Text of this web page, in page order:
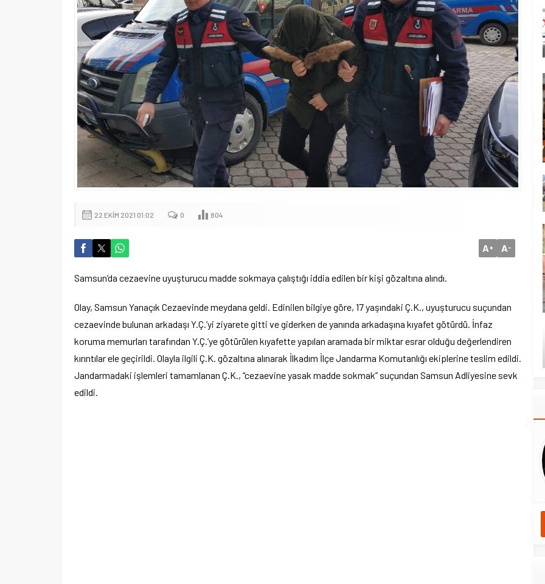
22 EKIM 2021 01:02 0 804
A+ A-
Samsun’da cezaevine uyuşturucu madde sokmaya çalıştığı iddia edilen bir kişi gözaltına alındı.
Olay, Samsun Yarıaçık Cezaevinde meydana geldi. Edinilen bilgiye göre, 17 yaşındaki Ç.K., uyuşturucu suçundan
cezaevinde bulunan arkadaşı Y.Ç.’yi ziyarete gitti ve giderken de yanında arkadaşına kıyafet götürdü. İnfaz
koruma memurları tarafından Y.Ç.’ye götürülen kıyafette yapılan aramada bir miktar esrar olduğu değerlendiren
kırıntılar ele geçirildi. Olayla ilgili Ç.K. gözaltına alınarak İlkadım İlçe Jandarma Komutanlığı ekiplerine teslim edildi.
Jandarmadaki işlemleri tamamlanan Ç.K., “cezaevine yasak madde sokmak” suçundan Samsun Adliyesine sevk
edildi.